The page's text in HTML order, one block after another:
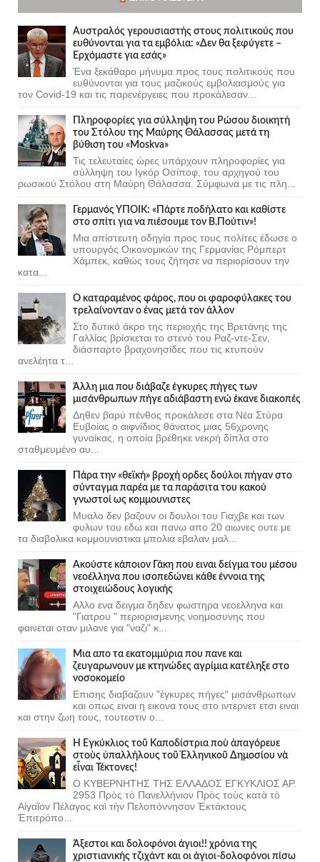
Αυστραλός γερουσιαστής στους πολιτικούς που
ευθύνονται για τα εμβόλια: «Δεν θα ξεφύγετε –
Ερχόμαστε για εσάς»
Ένα ξεκάθαρο μήνυμα προς τους πολιτικούς που
ευθύνονται για τους μαζικούς εμβολιασμούς για
τον Covid-19 και τις παρενέργειες που προκάλεσαν...
Πληροφορίες για σύλληψη του Ρώσου διοικητή
του Στόλου της Mαύρης Θάλασσας μετά τη
βύθιση του «Moskva»
Τις τελευταίες ώρες υπάρχουν πληροφορίες για
σύλληψη του Ιγκόρ Οσίποφ, του αρχηγού του
ρωσικού Στόλου στη Μαύρη Θάλασσα. Σύμφωνα με τις πλη...
Γερμανός ΥΠΟΙΚ: «Πάρτε ποδήλατο και καθίστε
στο σπίτι για να πιέσουμε τον Β.Πούτιν»!
Μια απίστευτη οδηγία προς τους πολίτες έδωσε ο
υπουργός Οικονομικών της Γερμανίας Ρόμπερτ
Χάμπεκ, καθώς τους ζήτησε να περιορίσουν την
κατα...
Ο καταραμένος φάρος, που οι φαροφύλακες του
τρελαίνονταν ο ένας μετά τον άλλον
Στο δυτικό άκρο της περιοχής της Βρετάνης της
Γαλλίας βρίσκεται το στενό του Ραζ-ντε-Σεν,
διάσπαρτο βραχονησίδες που τις κτυπούν
ανελέητα τ...
Άλλη μια που διάβαζε έγκυρες πήγες των
μισάνθρωπων πήγε αδιάβαστη ενώ έκανε διακοπές
Δηθεν βαρύ πένθος προκάλεσε στα Νέα Στύρα
Ευβοίας ο αιφνίδιος θάνατος μιας 56χρονης
γυναίκας, η οποία βρέθηκε νεκρή δίπλα στο
σταθμευμένο αυ...
Πάρα την «θεϊκή» βροχή ορδες δούλοι πήγαν στο
σύνταγμα παρέα με τα παράσιτα του κακού
γνωστοί ως κομμουνιστες
Μυαλο δεν βαζουν οι δουλοι του Γιαχβε και των
φυλων του εδω και πανω απο 20 αιωνες ουτε με
τα διαβολικα κομμουνιστικα μπολια εβαλαν μαλ...
Ακούστε κάποιον Γάκη που ειναι δείγμα του μέσου
νεοέλληνα που ισοπεδώνει κάθε έννοια της
στοιχειώδους λογικής
Αλλο ενα δειγμα δηδεν φωστηρα νεοελληνα και
"Γιατρου " περιορισμενης νοημοσυνης που
φαινεται οταν μιλανε για "ναζι" κ...
Μια απο τα εκατομμύρια που πανε και
ζευγαρωνουν με κτηνώδες αγρίμια κατέληξε στο
νοσοκομείο
Επισης διαβαζουν "έγκυρες πήγες" μισάνθρωπων
και οπως ειναι η εικονα τους στο ιντερνετ ετσι ειναι
και στην ζωη τους, τουτεστιν ο...
Ἡ Ἐγκύκλιος τοῦ Καποδίστρια ποὺ ἀπαγόρευε
στοὺς ὑπαλλήλους τοῦ Ἑλληνικοῦ Δημοσίου νὰ
εἶναι Τέκτονες!
Ο ΚΥΒΕΡΝΗΤΗΣ ΤΗΣ ΕΛΛΑΔΟΣ ΕΓΚΥΚΛΙΟΣ ΑΡ.
2953 Πρὸς τὸ Πανελλήνιον Πρὸς τοὺς κατὰ τὸ
Αἰγαῖον Πέλαγος καὶ τὴν Πελοπόννησον Ἐκτάκτους
Ἐπιτρόπο...
Άξεστοι και δολοφόνοι άγιοι!! χρόνια της
χριστιανικής τζιχάντ και οι άγιοι-δολοφόνοι πίσω